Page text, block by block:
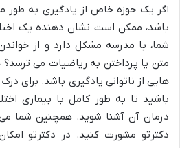
اگر یک حوزه خاص از یادگیری به طور
باشد، ممکن است نشان دهنده یک
شما، با مدرسه مشکل دارد و از
متن یا پرداختن به ریاضیات می
هایی از ناتوانی یادگیری باشد. برای
باشید تا به طور کامل با بیماری
درمان آن آشنا شوید. همچنین شما می
دکترتو مشورت کنید. در دکترتو